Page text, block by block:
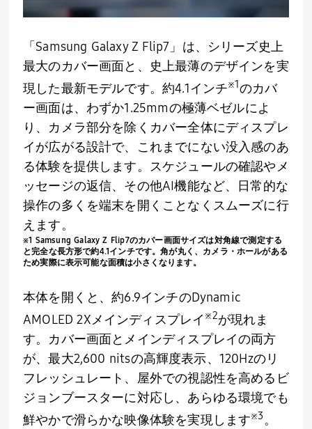
「 Samsung Galaxy Z Flip7 」は、シリーズ史上
最大のカバー画面と、史上最薄のデザインを実
現した最新モデルです。約4.1インチ※1のカバ
ー画面は、わずか1.25mmの極薄ベゼルによ
り、カメラ部分を除くカバー全体にディスプレ
イが広がる設計で、これまでにない没入感のあ
る体験を提供します。スケジュールの確認やメ
ッセージの返信、その他AI機能など、日常的な
操作の多くを端末を開くことなくスムーズに行
えます。
※1 Samsung Galaxy Z Flip7のカバー画面サイズは対角線で測定する
と完全な長方形で約4.1 インチです。角が丸く、カメラ・ホールがある
ため実際に表示可能な面積は小さくなります。
本体を開くと、約6.9インチのDynamic
AMOLED 2Xメインディスプレイ ※2が現れま
す。カバー画面とメインディスプレイの両方
が、最大2,600 nitsの高輝度表示、120Hzのリ
フレッシュレート、屋外での視認性を高めるビ
ジョンブースターに対応し、あらゆる環境でも
鮮やかで滑らかな映像体験を実現します※3。